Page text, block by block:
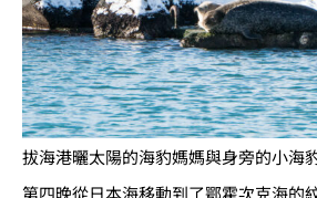
拔海港曬太陽的海豹媽媽與身旁的小海
第四晚從日本海移動到了鄂霍次克海的